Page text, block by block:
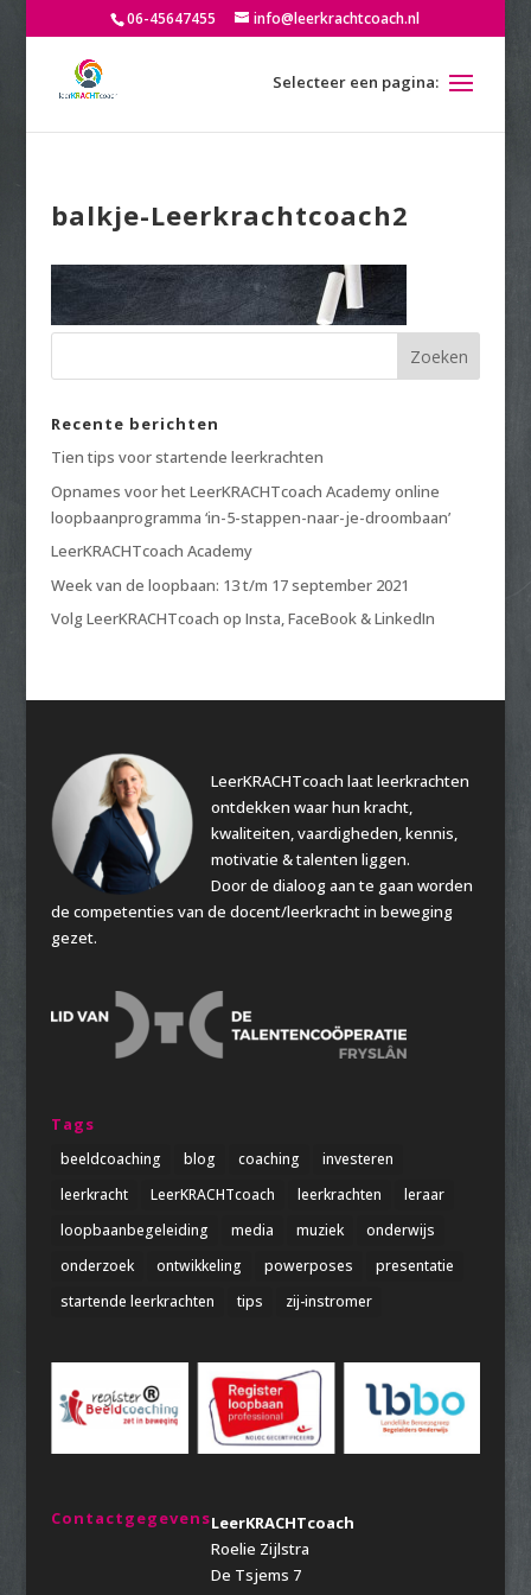
06-45647455 info@leerkrachtcoach.nl
balkje-Leerkrachtcoach2
Recente berichten
Tien tips voor startende leerkrachten
Opnames voor het LeerKRACHTcoach Academy online
loopbaanprogramma ‘in-5-stappen-naar-je-droombaan’
LeerKRACHTcoach Academy
Week van de loopbaan: 13 t/m 17 september 2021
Volg LeerKRACHTcoach op Insta, FaceBook & LinkedIn
LeerKRACHTcoach laat leerkrachten
ontdekken waar hun kracht,
kwaliteiten, vaardigheden, kennis,
motivatie & talenten liggen.
Door de dialoog aan te gaan worden
de competenties van de docent/leerkracht in beweging
gezet.
Tags
beeldcoaching blog coaching
investeren
leerkracht
LeerKRACHTcoach leerkrachten
leraar
loopbaanbegeleiding
media muziek
onderwijs
onderzoek
ontwikkeling powerposes
presentatie
startende leerkrachten
tips zij-instromer
ContactgegevensLeerKRACHTcoach
Roelie Zijlstra
De Tsjems 7